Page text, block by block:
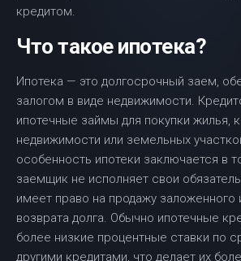
кредитом.
Что такое ипотека?
Ипотека — это долгосрочный заем,
залогом в виде недвижимости.
ипотечные займы для покупки жилья,
недвижимости или земельных
особенность ипотеки заключается в
заемщик не исполняет свои
имеет право на продажу заложенного
возврата долга. Обычно ипотечные
более низкие процентные ставки по
другими кредитами, что делает их